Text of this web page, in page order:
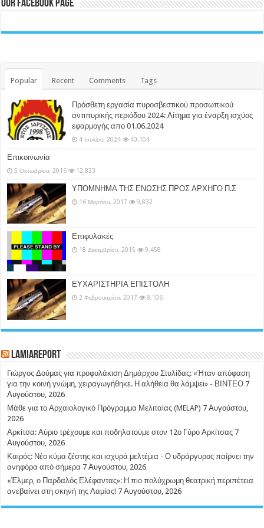
Our Facebook Page
Popular Recent Comments Tags
Πρόσθετη εργασία πυροσβεστικού προσωπικού
αντιπυρικής περιόδου 2024: Αίτημα για έναρξη ισχύος
εφαρμογής απο 01.06.2024
4 Ιουλίου, 2024 40,104
Επικοινωνία
5 Οκτωβρίου, 2016 12,833
ΥΠΟΜΝΗΜΑ ΤΗΣ ΕΝΩΣΗΣ ΠΡΟΣ ΑΡΧΗΓΟ Π.Σ
16 Μαρτίου, 2017 9,832
Επιφυλακές
18 Δεκεμβρίου, 2015 9,458
ΕΥΧΑΡΙΣΤΗΡΙΑ ΕΠΙΣΤΟΛΗ
2 Φεβρουαρίου, 2017 8,106
LamiaReport
Γιώργος Δούμας για προφυλάκιση Δημάρχου Στυλίδας: «Ήταν απόφαση
για την κοινή γνώμη, χειραγωγήθηκε. Η αλήθεια θα λάμψει» - ΒΙΝΤΕΟ 7
Αυγούστου, 2026
Μάθε για το Αρχαιολογικό Πρόγραμμα Μελιταίας (MELAP) 7 Αυγούστου,
2026
Αρκίτσα: Αύριο τρέχουμε και ποδηλατούμε στον 12ο Γύρο Αρκίτσας 7
Αυγούστου, 2026
Καιρός: Νέο κύμα ζέστης και ισχυρά μελτέμια - Ο υδράργυρος παίρνει την
ανηφόρα από σήμερα 7 Αυγούστου, 2026
«Έλμερ, ο Παρδαλός Ελέφαντας»: Η πιο πολύχρωμη θεατρική περιπέτεια
ανεβαίνει στη σκηνή της Λαμίας! 7 Αυγούστου, 2026